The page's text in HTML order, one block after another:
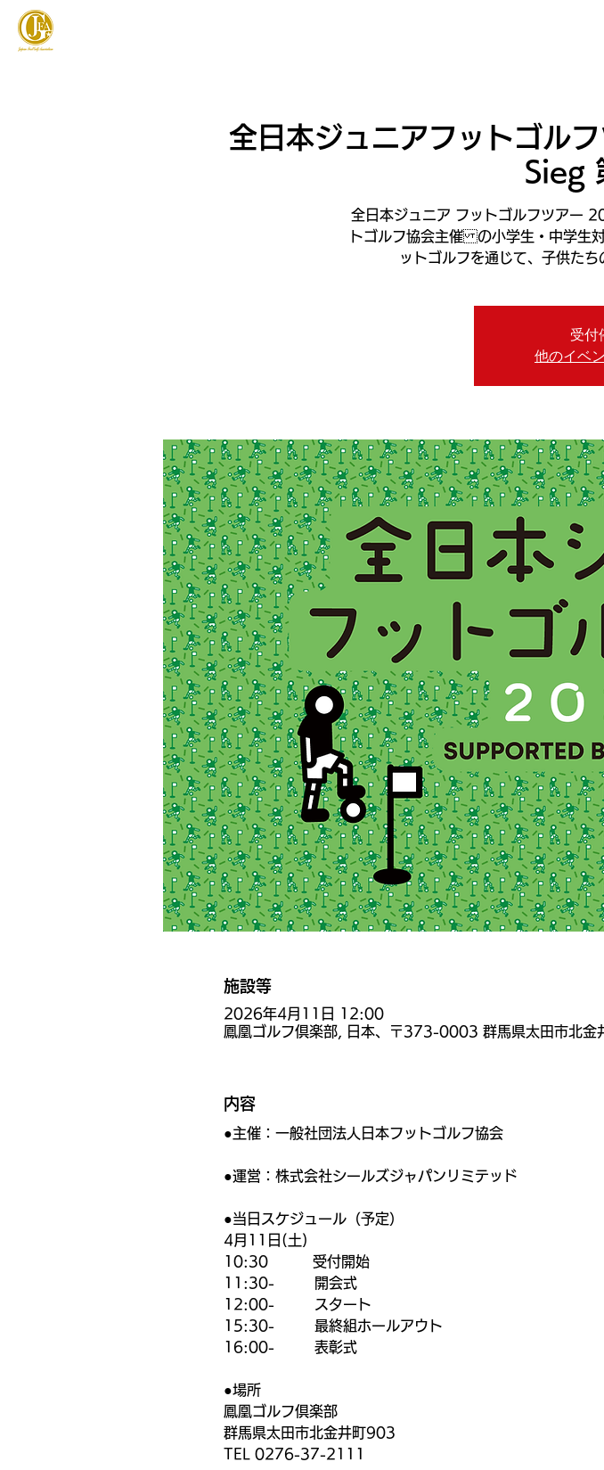
全日本ジュニアフットゴ
Sieg
全日本ジュニア フットゴルフツアー
トゴルフ協会主催 の小学生・中学生
ットゴルフを通じて、子供たち
受付
他のイベ
施設等
2026年4月11日 12:00
鳳凰ゴルフ倶楽部, 日本、〒373-0003 群馬県太田市北金
内容
●主催：一般社団法人日本フットゴルフ協会
●運営：株式会社シールズジャパンリミテッド
●当日スケジュール（予定）
4月11日(土)
10:30          受付開始
11:30-         開会式
12:00-         スタート
15:30-         最終組ホールアウト
16:00-         表彰式
●場所
鳳凰ゴルフ倶楽部
群馬県太田市北金井町903
TEL 0276-37-2111